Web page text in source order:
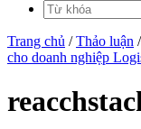
Trang chủ /Thảo luận /
cho doanh nghiệp